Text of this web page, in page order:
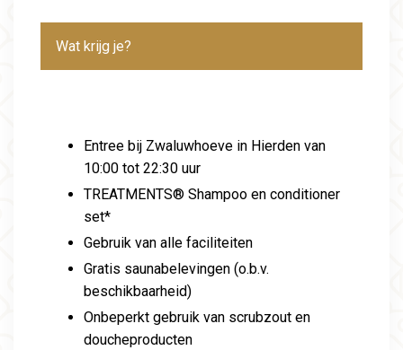
Wat krijg je?
Entree bij Zwaluwhoeve in Hierden van
10:00 tot 22:30 uur
TREATMENTS® Shampoo en conditioner
set*
Gebruik van alle faciliteiten
Gratis saunabelevingen (o.b.v.
beschikbaarheid)
Onbeperkt gebruik van scrubzout en
doucheproducten